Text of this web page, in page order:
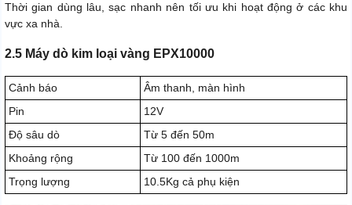
Thời gian dùng lâu, sạc nhanh nên tối ưu khi hoạt động ở các khu
vực xa nhà.
2.5 Máy dò kim loại vàng EPX10000
Cảnh báo
Âm thanh, màn hình
Pin
12V
Độ sâu dò
Từ 5 đến 50m
Khoảng rộng
Từ 100 đến 1000m
Trọng lượng
10.5Kg cả phụ kiện